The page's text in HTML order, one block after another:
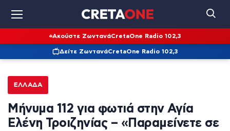
Ακούστε ΖωντανάCretaOne Radio 102,3
Δείτε ΖωντανάCretaOne Radio 102,3
ΕΛΛΆΔΑ
Μήνυμα 112 για φωτιά στην Αγία
Ελένη Τροιζηνίας – «Παραμείνετε σε